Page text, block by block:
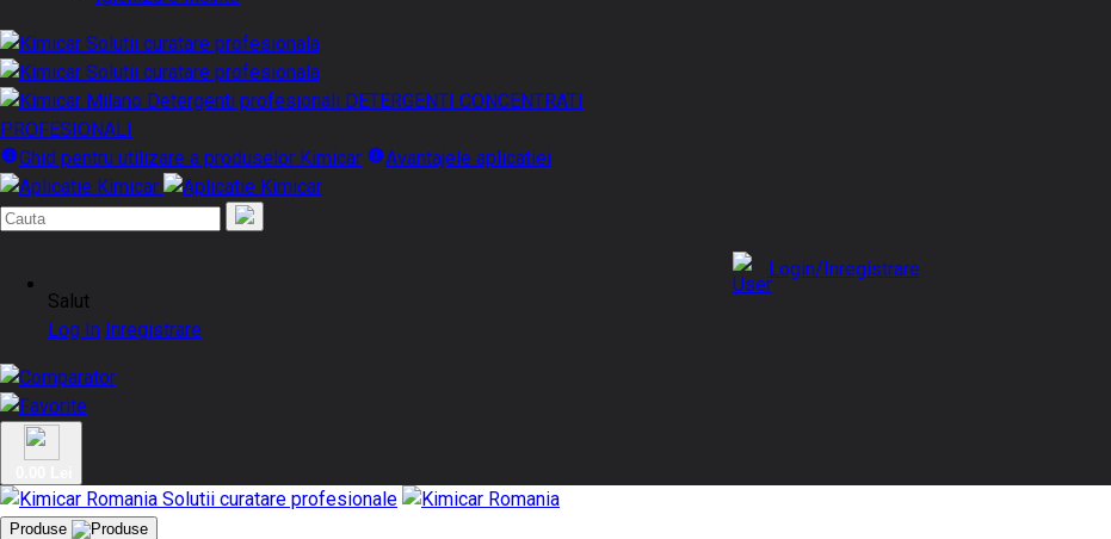
DETERGENTI CONCENTRATI
PROFESIONALI
Ghid pentru utilizare a produselor Kimicar
Avantajele aplicatiei
Login/Inregistrare
Salut
Log In Inregistrare
Produse